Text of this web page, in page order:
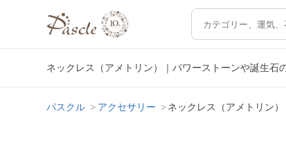
ネックレス（アメトリン）｜パワーストーンや誕生石
パスクル アクセサリー ネックレス（アメトリン）